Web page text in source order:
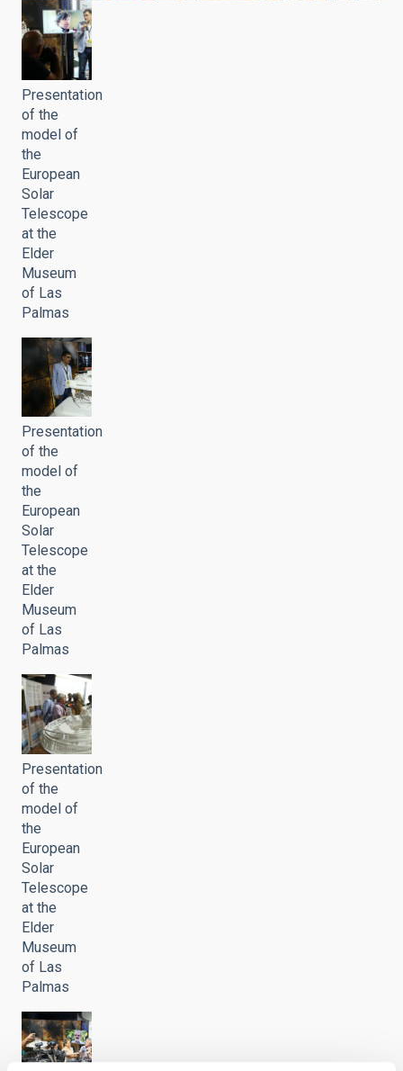
Presentation
of the
model of
the
European
Solar
Telescope
at the
Elder
Museum
of Las
Palmas
Presentation
of the
model of
the
European
Solar
Telescope
at the
Elder
Museum
of Las
Palmas
Presentation
of the
model of
the
European
Solar
Telescope
at the
Elder
Museum
of Las
Palmas